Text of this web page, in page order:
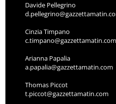
Davide Pellegrino
Cinzia Timpano
c.timpano@gazzettamatin.com
Arianna Papalia
a.papalia@gazzettamatin.com
Thomas Piccot
t.piccot@gazzettamatin.com